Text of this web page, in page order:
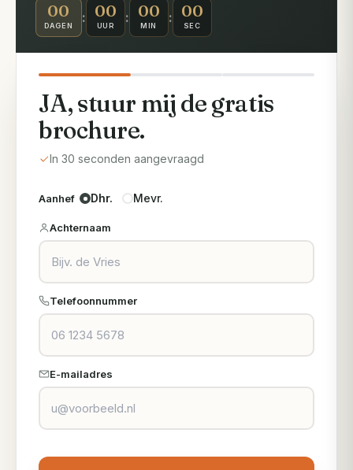
00
DAGEN
: 00
UUR
: 00
MIN
: 00
SEC
JA, stuur mij de gratis
brochure.
In 30 seconden aangevraagd
Aanhef Dhr. Mevr.
Achternaam
Telefoonnummer
E-mailadres